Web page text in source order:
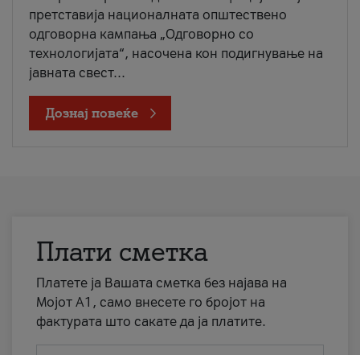
претставија националната општествено
одговорна кампања „Одговорно со
технологијата“, насочена кон подигнување на
јавната свест...
Дознај повеќе
Плати сметка
Платете ја Вашата сметка без најава на
Мојот А1, само внесете го бројот на
фактурата што сакате да ја платите.